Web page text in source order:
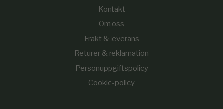
Kontakt
Om oss
Frakt & leverans
Returer & reklamation
Personuppgiftspolicy
Cookie-policy